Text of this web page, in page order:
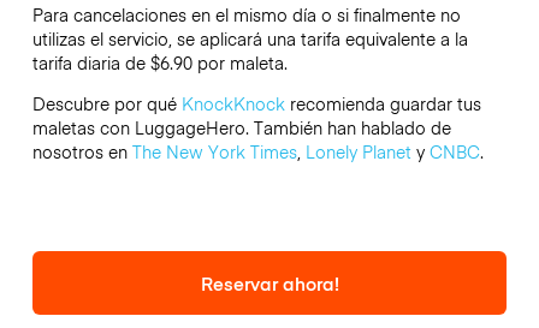
Para cancelaciones en el mismo día o si finalmente no
utilizas el servicio, se aplicará una tarifa equivalente a la
tarifa diaria de $6.90 por maleta.
Descubre por qué KnockKnockrecomienda guardar tus
maletas con LuggageHero. También han hablado de
nosotros en The New York Times, Lonely Planety CNBC.
Reservar ahora!